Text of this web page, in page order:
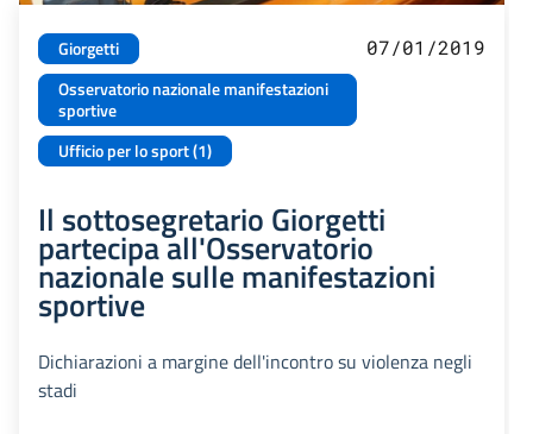
Giorgetti
Osservatorio nazionale manifestazioni
sportive
Ufficio per lo sport (1)
07/01/2019
Il sottosegretario Giorgetti
partecipa all'Osservatorio
nazionale sulle manifestazioni
sportive
Dichiarazioni a margine dell'incontro su violenza negli
stadi